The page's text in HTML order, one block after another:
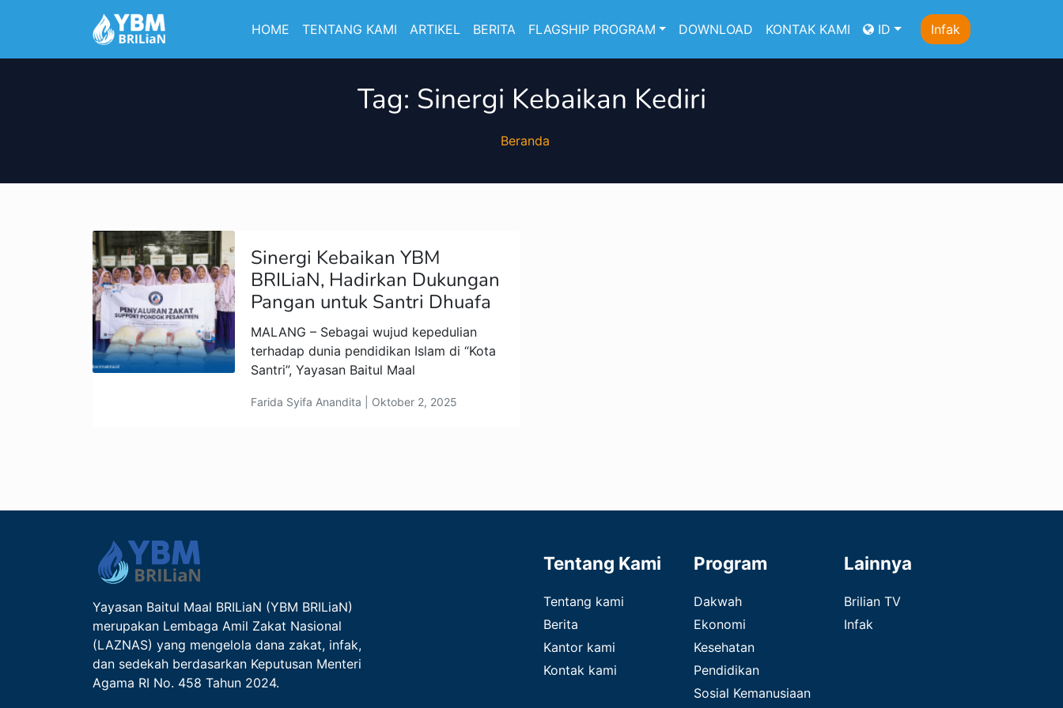
HOME TENTANG KAMI ARTIKEL BERITA FLAGSHIP PROGRAM DOWNLOAD KONTAK KAMI ID Infak
Tag: Sinergi Kebaikan Kediri
Beranda
Sinergi Kebaikan YBM
BRILiaN, Hadirkan Dukungan
Pangan untuk Santri Dhuafa
MALANG – Sebagai wujud kepedulian
terhadap dunia pendidikan Islam di “Kota
Santri”, Yayasan Baitul Maal
Farida Syifa Anandita | Oktober 2, 2025
Yayasan Baitul Maal BRILiaN (YBM BRILiaN)
merupakan Lembaga Amil Zakat Nasional
(LAZNAS) yang mengelola dana zakat, infak,
dan sedekah berdasarkan Keputusan Menteri
Agama RI No. 458 Tahun 2024.
Tentang Kami
Tentang kami
Berita
Kantor kami
Kontak kami
Program
Dakwah
Ekonomi
Kesehatan
Pendidikan
Sosial Kemanusiaan
Lainnya
Brilian TV
Infak